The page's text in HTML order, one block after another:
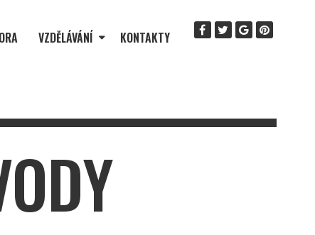
VZDĚLÁVÁNÍ KONTAKTY